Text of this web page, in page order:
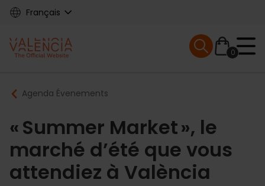
Skip
content
Français
Main
navigation
0
Mobile menu
Breadcrumb
Agenda Évenements
« Summer Market », le
marché d’été que vous
attendiez à València